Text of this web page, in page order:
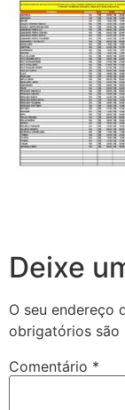
Deixe
O seu endereço
obrigatórios são
Comentário *